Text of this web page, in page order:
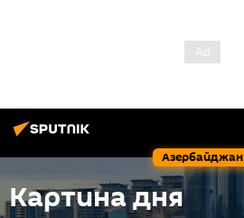
Азербайджан
Картина дня